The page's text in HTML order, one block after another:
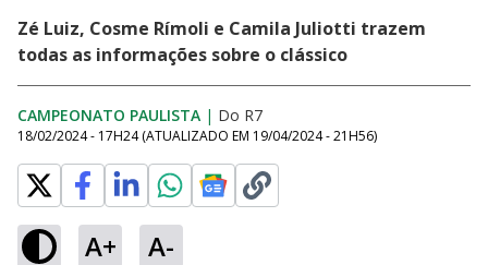
Zé Luiz, Cosme Rímoli e Camila Juliotti trazem
todas as informações sobre o clássico
CAMPEONATO PAULISTA | Do R7
18/02/2024 - 17H24 (ATUALIZADO EM 19/04/2024 - 21H56)
A+ A-